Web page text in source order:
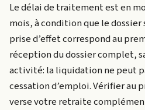
Le délai de traitement est en
mois, à condition que le
prise d’effet correspond au
réception du dossier complet,
activité: la liquidation ne peut
cessation d’emploi. Vérifier au
verse votre retraite